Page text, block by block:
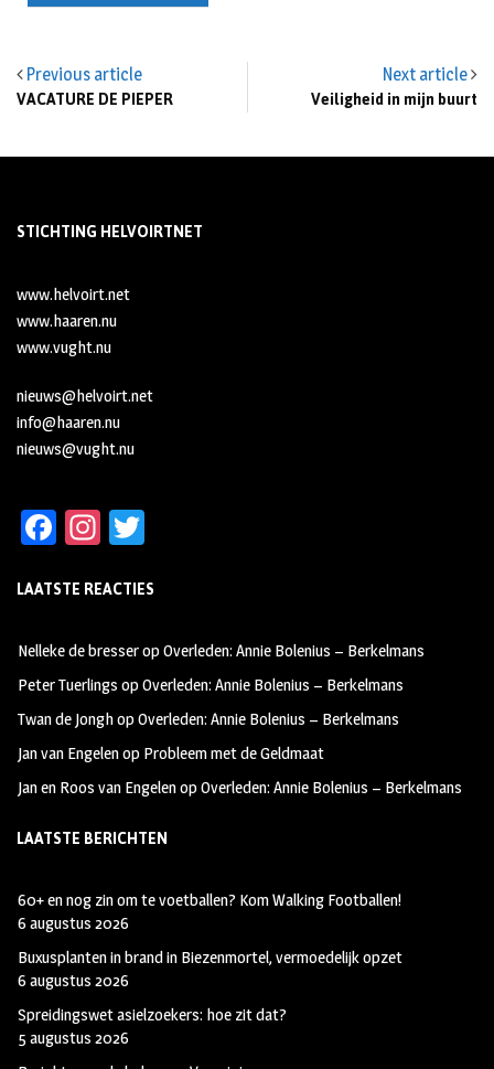
Previous article
VACATURE DE PIEPER
Next article
Veiligheid in mijn buurt
STICHTING HELVOIRTNET
www.helvoirt.net
www.haaren.nu
www.vught.nu
nieuws@helvoirt.net
info@haaren.nu
nieuws@vught.nu
Fa
b
oo
k
In
ag
m
tt
LAATSTE REACTIES
Nelleke de bresseropOverleden: Annie Bolenius – Berkelmans
Peter Tuerlings opOverleden: Annie Bolenius – Berkelmans
Twan de JonghopOverleden: Annie Bolenius – Berkelmans
Jan van Engelenop Probleem met de Geldmaat
Jan en Roos van EngelenopOverleden: Annie Bolenius – Berkelmans
LAATSTE BERICHTEN
60+ en nog zin om te voetballen? Kom Walking Footballen!
6 augustus 2026
Buxusplanten in brand in Biezenmortel, vermoedelijk opzet
6 augustus 2026
Spreidingswet asielzoekers: hoe zit dat?
5 augustus 2026